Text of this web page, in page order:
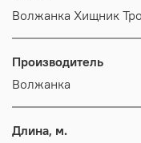
Волжанка Хищник
Производитель
Волжанка
Длина, м.